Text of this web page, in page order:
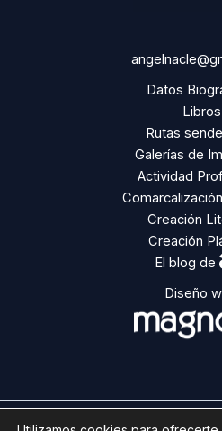
Datos
Libros
Rutas
Galerías de
Actividad
Creación
Creación
El blog de
Diseño